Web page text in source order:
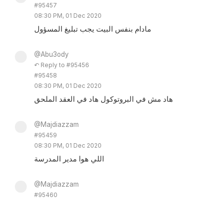
#95457
08:30 PM, 01 Dec 2020
مادام بنفس البيت يجب تبليغ المسؤول
@Abu3ody
↶ Reply to #95456
#95458
08:30 PM, 01 Dec 2020
هاد مش في البروتوكول هاد في العقد الملحق
@Majdiazzam
#95459
08:30 PM, 01 Dec 2020
اللي هوا مدير المدرسة
@Majdiazzam
#95460